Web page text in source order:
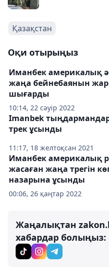
Қазақстан
Оқи отырыңыз
10:14, 22 сәуір 2022
Иманбек америкалық
жаңа бейнебаянын
шығарды
11:17, 18 желтоқсан 2021
Imanbek
трек ұсынды
00:06, 26 қаңтар 2022
Иманбек америкалық
жасаған жаңа трегін
назарына ұсынды
Жаңалықтан
хабардар болыңыз: